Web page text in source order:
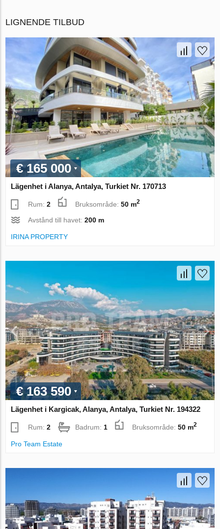
LIGNENDE TILBUD
€ 165 000
Lägenhet i Alanya, Antalya, Turkiet Nr. 170713
Rum:2 Bruksområde:50 m2
Avstånd till havet:200 m
IRINA PROPERTY
€ 163 590
Lägenhet i Kargicak, Alanya, Antalya, Turkiet Nr. 194322
Rum:2 Badrum: 1 Bruksområde:50 m2
Pro Team Estate